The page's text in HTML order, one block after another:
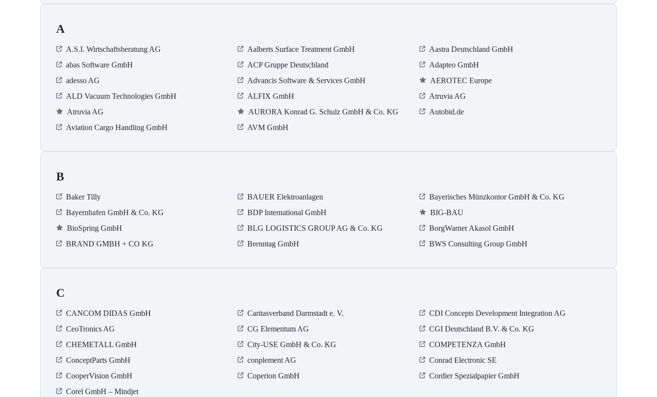
A
A.S.I. Wirtschaftsberatung AG Aalberts Surface Treatment GmbH
Aastra Deutschland GmbH
abas Software GmbH
ACP Gruppe Deutschland
Adapteo GmbH
adesso AG
Advancis Software & Services GmbH
AEROTEC Europe
ALD Vacuum Technologies GmbH
ALFIX GmbH
Atruvia AG
Atruvia AG
AURORA Konrad G. Schulz GmbH & Co. KG
Autobid.de
Aviation Cargo Handling GmbH
AVM GmbH
B
Baker Tilly BAUER Elektroanlagen
Bayerisches Münzkontor GmbH & Co. KG
Bayernhafen GmbH & Co. KG
BDP International GmbH
BIG-BAU
BioSpring GmbH
BLG LOGISTICS GROUP AG & Co. KG
BorgWarner Akasol GmbH
BRAND GMBH + CO KG
Brenntag GmbH BWS Consulting Group GmbH
C
CANCOM DIDAS GmbH Caritasverband Darmstadt e. V.
CDI Concepts Development Integration AG
CeoTronics AG
CG Elementum AG
CGI Deutschland B.V. & Co. KG
CHEMETALL GmbH
City-USE GmbH & Co. KG
COMPETENZA GmbH
ConceptParts GmbH
conplement AG
Conrad Electronic SE
CooperVision GmbH
Coperion GmbH
Cordier Spezialpapier GmbH
Corel GmbH – Mindjet